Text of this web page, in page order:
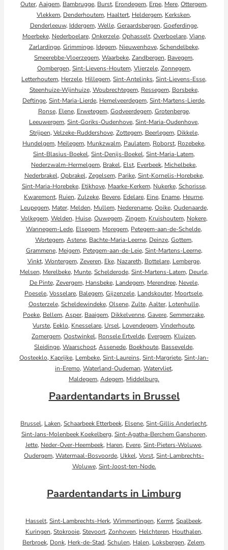
Outer, Aaigem, Bambrugge, Burst, Erondegem, Erpe, Mere, Ottergem,
Vlekkem, Denderhoutem, Haaltert, Heldergem, Kerksken,
Denderleeuw, Iddergem, Welle, Geraardsbergen, Goeferdinge,
Moerbeke, Nederboelare, Onkerzele, Ophasselt, Overboelare, Viane,
Zarlardinge, Grimminge, Idegem, Nieuwenhove, Schendelbeke,
Smeerebbe-Vloerzegem, Waarbeke, Zandbergen, Bavegem,
Oombergen, Sint-Lievens-Houtem, Vlierzele, Zonnegem,
Letterhoutem, Herzele, Hillegem, Sint-Antelinks, Sint-Lievens-Esse,
Steenhuize-Wijnhuize, Woubrechtegem, Ressegem, Borsbeke,
Deftinge, Sint-Maria-Lierde, Hemelveerdegem, Sint-Martens-Lierde,
Ronse, Elene, Erwetegem, Godveerdegem, Grotenberge,
Leeuwergem, Sint-Goriks-Oudenhove, Sint-Maria-Oudenhove,
Strijpen, Velzeke-Ruddershove, Zottegem, Beerlegem, Dikkele,
Hundelgem, Meilegem, Munkzwalm, Paulatem, Roborst, Rozebeke,
Sint-Blasius-Boekel, Sint-Denijs-Boekel, Sint-Maria-Latem,
Nederzwalm-Hermelgem, Brakel, Elst, Everbeek, Michelbeke,
Nederbrakel, Opbrakel, Zegelsem, Parike, Sint-Kornelis-Horebeke,
Sint-Maria-Horebeke, Etikhove, Maarke-Kerkem, Nukerke, Schorisse,
Kwaremont, Ruien, Zulzeke, Bevere, Edelare, Eine, Ename, Heurne,
Leupegem, Mater, Melden, Mullem, Nederename, Ooike, Oudenaarde,
Volkegem, Welden, Huise, Ouwegem, Zingem, Kruishoutem, Nokere,
Wannegem-Lede, Elsegem, Moregem, Petegem-aan-de-Schelde,
Wortegem, Astene, Bachte-Maria-Leerne, Deinze, Gottem,
Grammene, Meigem, Petegem-aan-de-Leie, Sint-Martens-Leerne,
Vinkt, Wontergem, Zeveren, Eke, Nazareth, Bottelare, Lemberge,
Melsen, Merelbeke, Munte, Schelderode, Sint-Martens-Latem, Deurle,
De Pinte, Zevergem, Hansbeke, Landegem, Merendree, Nevele,
Poesele, Vosselare, Balegem, Gijzenzele, Landskouter, Moortsele,
Oosterzele, Scheldewindeke, Olsene, Zulte, Aalter, Lotenhulle,
Poeke, Bellem, Asper, Baaigem, Dikkelvenne, Gavere, Semmerzake,
Vurste, Eeklo, Knesselare, Ursel, Lovendegem, Vinderhoute,
Zomergem, Oostwinkel, Ronsele Ertvelde, Evergem, Kluizen,
Sleidinge, Waarschoot, Assenede, Boekhoute, Bassevelde,
Oosteeklo, Kaprijke, Lembeke, Sint-Laureins, Sint-Margriete, Sint-Jan-
in-Eremo, Waterland-Oudeman, Watervliet,
Maldegem, Adegem, Middelburg.
Paardentandarts in Brussel
Brussel, Laken, Schaarbeek Etterbeek, Elsene, Sint-GillisAnderlecht,
Sint-Jans-Molenbeek Koekelberg, Sint-Agatha-BerchemGanshoren,
Jette, Neder-Over-Heembeek, Haren, Evere, Sint-Pieters-Woluwe,
Oudergem, Watermaal-Bosvoorde, Ukkel, Vorst, Sint-Lambrechts-
Woluwe, Sint-Joost-ten-Node.
Paardentandarts in Limburg
Hasselt, Sint-Lambrechts-Herk, Wimmertingen, Kermt, Spalbeek,
Kuringen, Stokrooie, Stevoort, Zonhoven, Helchteren, Houthalen,
Berbroek, Donk, Herk-de-Stad, Schulen, Halen, Loksbergen, Zelem,